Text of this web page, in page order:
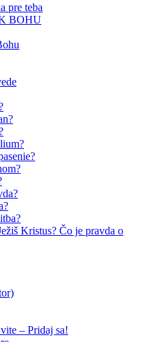
pre teba
BOHU
Kristus? Čo je pravda o
– Pridaj sa!